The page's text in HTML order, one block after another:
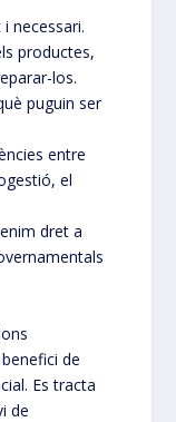
necessari.
productes,
los.
puguin ser
entre
el
dret a
de
Es tracta
de